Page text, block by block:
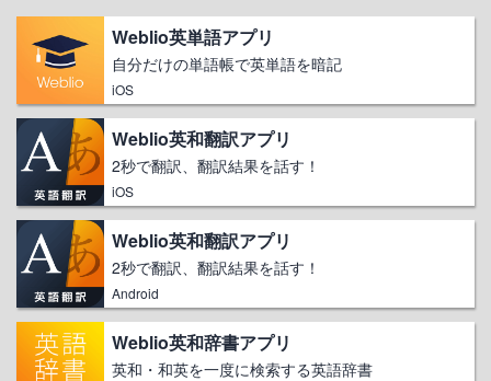
Weblio英単語アプリ
自分だけの単語帳で英単語を暗記
iOS
Weblio英和翻訳アプリ
2秒で翻訳、翻訳結果を話す！
iOS
Weblio英和翻訳アプリ
2秒で翻訳、翻訳結果を話す！
Android
Weblio英和辞書アプリ
英和・和英を一度に検索する英語辞書